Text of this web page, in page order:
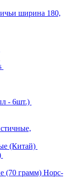
ширина 180,
- 6шт.)
(Китай)
(70 грамм) Норс-